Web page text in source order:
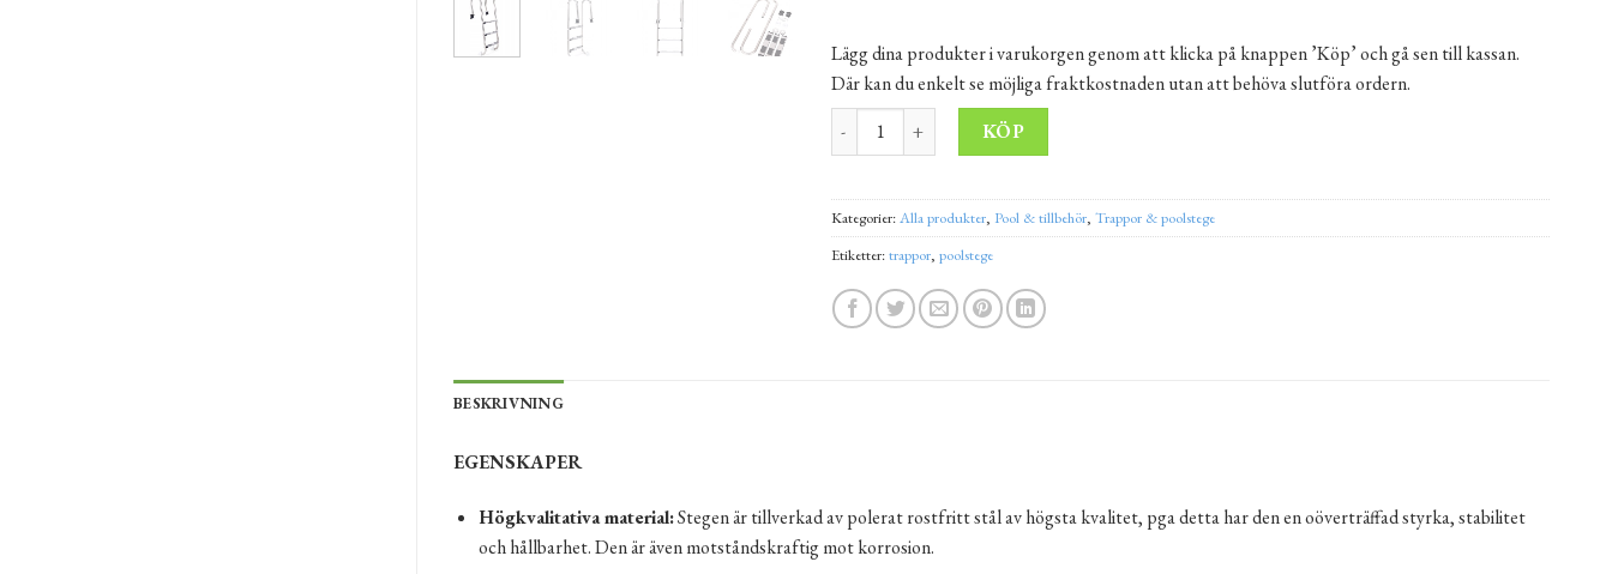
Lägg dina produkter i varukorgen genom att klicka på knappen ’Köp’ och gå sen till kassan.
Där kan du enkelt se möjliga fraktkostnaden utan att behöva slutföra ordern.
Poolstege 3 steg stål mängd
KÖP
Kategorier:Alla produkter, Pool & tillbehör, Trappor & poolstege
Etiketter:trappor, poolstege
BESKRIVNING
EGENSKAPER
Högkvalitativa material:Stegen är tillverkad av polerat rostfritt stål av högsta kvalitet, pga detta har den en oöverträffad styrka, stabilitet
och hållbarhet. Den är även motståndskraftig mot korrosion.